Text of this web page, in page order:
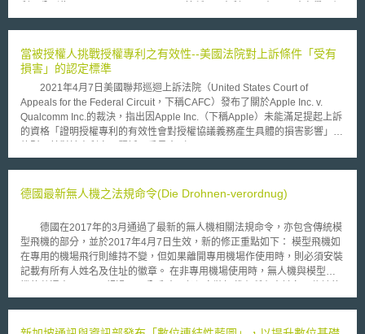
或多個手指接觸感應之輸入設備之能力；另一U.S. Patent No.7,274,353(簡
Apple希望平息該案件，據說Apple提出7,000萬美元的和解價值，但義
隆電子堅持說明該案仍於美國國際貿易委員會審議中。 義隆電子近年
來，利用所擁有的觸控相關專利，與國際大廠提出專利侵權訴訟案，如
2008年向新思國際(Synpatics)；2009年4月向蘋果電腦(Apple)；2010年1
月向蘇州瀚瑞微電子(PixCir)，以保護自身的智慧財產權。
當被授權人挑戰授權專利之有效性--美國法院對上訴條件「受有
損害」的認定標準
2021年4月7日美國聯邦巡迴上訴法院（United States Court of
Appeals for the Federal Circuit，下稱CAFC）發布了關於Apple Inc. v.
Qualcomm Inc.的裁決，指出因Apple Inc.（下稱Apple）未能滿足提起上訴
的資格「證明授權專利的有效性會對授權協議義務產生具體的損害影響」，
稱PTAB）做出之US7,844,037與US8,683,362專利（下稱爭議專利）有效
持有，Qualcomm曾以Apple侵犯爭議專利提起侵權訴訟，Apple隨後在
戰爭議專利的有效性，但最後沒有成功。隨後，Apple與Qualcomm達成專
利侵權和解協議並簽署了授權契約，授權的專利組合中也包含爭議專利。
在專利侵權和解協議後，Apple還是針對IPR的結果向CAFC提起上訴。
由於提起上訴條件之一是上訴人需有受到損害的事實，Apple以其需持續支
付權利金的義務主張有受到損害的事實。但CAFC認為，Apple並沒有證明
務會發生改變。因此，法院裁定Apple不符合對IPR的結果提起上訴的資
德國最新無人機之法規命令(Die Drohnen-verordnug)
德國在2017年的3月通過了最新的無人機相關法規命令，亦包含傳統模
型飛機的部分，並於2017年4月7日生效，新的修正重點如下： 模型飛機如
在專用的機場飛行則維持不變，但如果離開專用機場作使用時，則必須安裝
記載有所有人姓名及住址的徽章。 在非專用機場使用時，無人機與模型飛
徽章。 (2) 超過2公斤時：除前述的徽章外，還必須有特別的有關無人機或
Bunderamt)或民間飛行運動協會(Luftsportverband)透過考試取得。 (3) 超